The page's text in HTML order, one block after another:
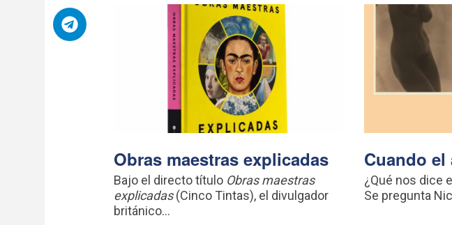
Obras maestras explicadas
Bajo el directo título Obras maestras
explicadas(Cinco Tintas), el divulgador
británico...
Cuando el
¿Qué nos dice
Se pregunta